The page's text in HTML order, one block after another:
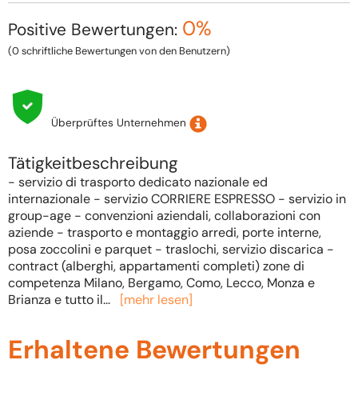
Positive Bewertungen: 0%
(0 schriftliche Bewertungen von den Benutzern)
Überprüftes Unternehmen
Tätigkeitbeschreibung
- servizio di trasporto dedicato nazionale ed
internazionale - servizio CORRIERE ESPRESSO - servizio in
group-age - convenzioni aziendali, collaborazioni con
aziende - trasporto e montaggio arredi, porte interne,
posa zoccolini e parquet - traslochi, servizio discarica -
contract (alberghi, appartamenti completi) zone di
competenza Milano, Bergamo, Como, Lecco, Monza e
Brianza e tutto il... [mehr lesen]
Erhaltene Bewertungen